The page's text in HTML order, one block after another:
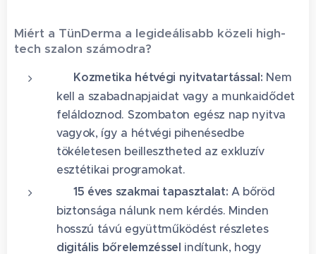
Miért a TünDerma a legideálisabb közeli high-
tech szalon számodra?
📅 Kozmetika hétvégi nyitvatartással: Nem
kell a szabadnapjaidat vagy a munkaidődet
feláldoznod. Szombaton egész nap nyitva
vagyok, így a hétvégi pihenésedbe
tökéletesen beillesztheted az exkluzív
esztétikai programokat.
🔬 15 éves szakmai tapasztalat: A bőröd
biztonsága nálunk nem kérdés. Minden
hosszú távú együttműködést részletes
digitális bőrelemzéssel indítunk, hogy